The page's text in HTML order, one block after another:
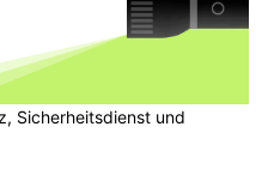
Sicherheitsdienst und